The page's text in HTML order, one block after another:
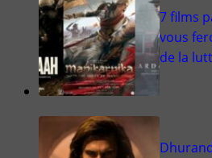
7 films
vous
de la